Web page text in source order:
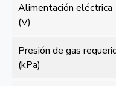
Alimentación eléctrica
(V)
Presión de gas
(kPa)